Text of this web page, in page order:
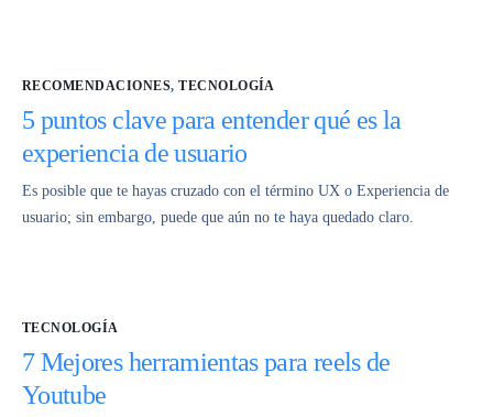
RECOMENDACIONES,TECNOLOGÍA
5 puntos clave para entender qué es la
experiencia de usuario
Es posible que te hayas cruzado con el término UX o Experiencia de
usuario; sin embargo, puede que aún no te haya quedado claro.
TECNOLOGÍA
7 Mejores herramientas para reels de
Youtube